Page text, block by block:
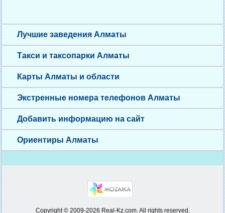
Лучшие заведения Алматы
Такси и таксопарки Алматы
Карты Алматы и области
Экстренные номера телефонов Алматы
Добавить информацию на сайт
Ориентиры Алматы
Copyright © 2009-2026 Real-Kz.com. All rights reserved.